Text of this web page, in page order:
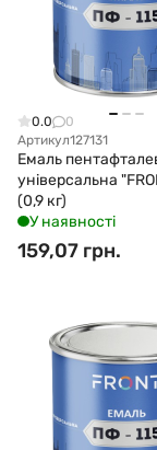
0.0
0
Артикул127131
Емаль
універсальна
(0,9 кг)
У наявності
159,07 грн.